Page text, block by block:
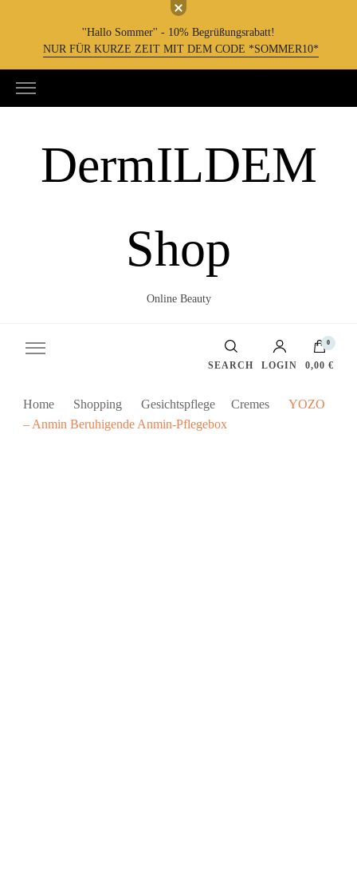
''Hallo Sommer'' - 10% Begrüßungsrabatt!
NUR FÜR KURZE ZEIT MIT DEM CODE *SOMMER10*
DermILDEM
Shop
Online Beauty
SEARCH LOGIN
0
0,00 €
Home Shopping Gesichtspflege Cremes
YOZO
– Anmin Beruhigende Anmin-Pflegebox